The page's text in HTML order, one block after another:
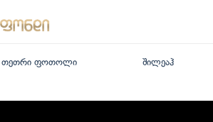
თეთრი ფოთოლი შილეაჰ